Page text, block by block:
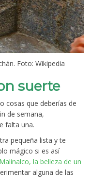
Foto: Wikipedia
suerte
cosas que deberías de
de semana,
falta una.
pequeña lista y te
mágico si es así
Malinalco, la belleza de un
alguna de las